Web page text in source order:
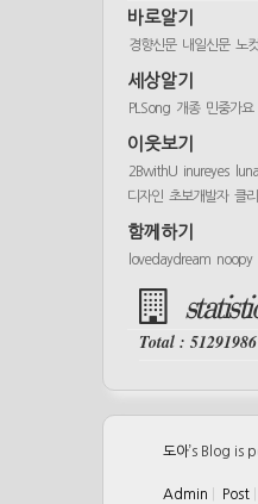
바로알기
경향신문 내일신문 노
세상알기
PLSong 개종 민중가요
이웃보기
2BwithU inureyes
디자인 초보개발자 클
함께하기
lovedaydream noopy
Total : 51291986
도아’s Blog is
Admin Post